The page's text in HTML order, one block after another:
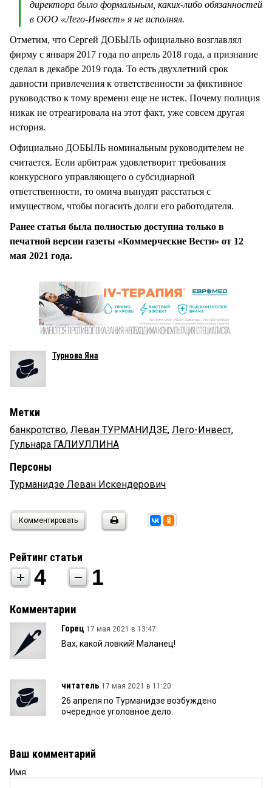
директора было формальным, каких-либо обязанностей
в ООО «Лего-Инвест» я не исполнял.
Отметим, что Сергей ДОБЫЛЬ официально возглавлял
фирму с января 2017 года по апрель 2018 года, а признание
сделал в декабре 2019 года. То есть двухлетний срок
давности привлечения к ответственности за фиктивное
руководство к тому времени еще не истек. Почему полиция
никак не отреагировала на этот факт, уже совсем другая
история.
Официально ДОБЫЛЬ номинальным руководителем не
считается. Если арбитраж удовлетворит требования
конкурсного управляющего о субсидиарной
ответственности, то омича вынудят расстаться с
имуществом, чтобы погасить долги его работодателя.
Ранее статья была полностью доступна только в
печатной версии газеты «Коммерческие Вести» от 12
мая 2021 года.
Турнова Яна
Метки
банкротство, Леван ТУРМАНИДЗЕ, Лего-Инвест,
Гульнара ГАЛИУЛЛИНА
Персоны
Турманидзе Леван Искендерович
Комментировать
Рейтинг статьи
4 1
Комментарии
Горец 17 мая 2021 в 13:47:
Вах, какой ловкий! Маланец!
читатель 17 мая 2021 в 11:20:
26 апреля по Турманидзе возбуждено
очередное уголовное дело.
Ваш комментарий
Имя